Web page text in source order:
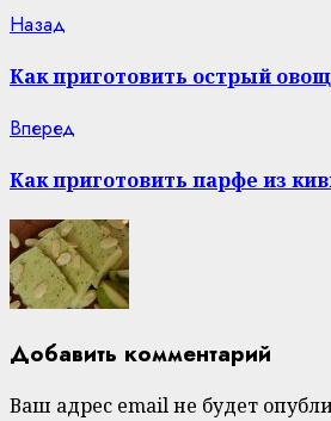
Continue
Reading
Назад
Как приготовить острый
Вперед
Как приготовить парфе из
Добавить комментарий
Ваш адрес email не будет